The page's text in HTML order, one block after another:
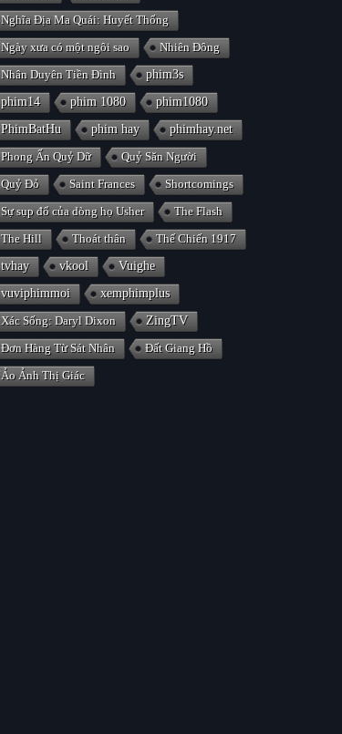
Nghĩa Địa Ma Quái: Huyết Thống
Ngày xưa có một ngôi sao
Nhiên Đông
Nhân Duyên Tiền Đình
phim3s
phim14
phim 1080
phim1080
PhimBatHu
phim hay
phimhay.net
Phong Ấn Quỷ Dữ
Quỷ Săn Người
Quỷ Đỏ
Saint Frances
Shortcomings
Sự sụp đổ của dòng họ Usher
The Flash
The Hill
Thoát thân
Thế Chiến 1917
tvhay
vkool
Vuighe
vuviphimmoi
xemphimplus
Xác Sống: Daryl Dixon
ZingTV
Đơn Hàng Từ Sát Nhân
Đất Giang Hồ
Ảo Ảnh Thị Giác